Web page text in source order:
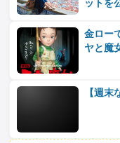
ットを
金ロー
ヤと魔
【週